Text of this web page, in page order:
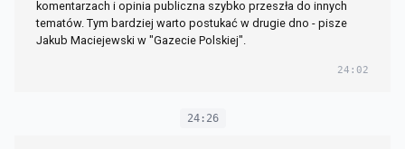
komentarzach i opinia publiczna szybko przeszła do innych
tematów. Tym bardziej warto postukać w drugie dno - pisze
Jakub Maciejewski w "Gazecie Polskiej".
24:02
24:26